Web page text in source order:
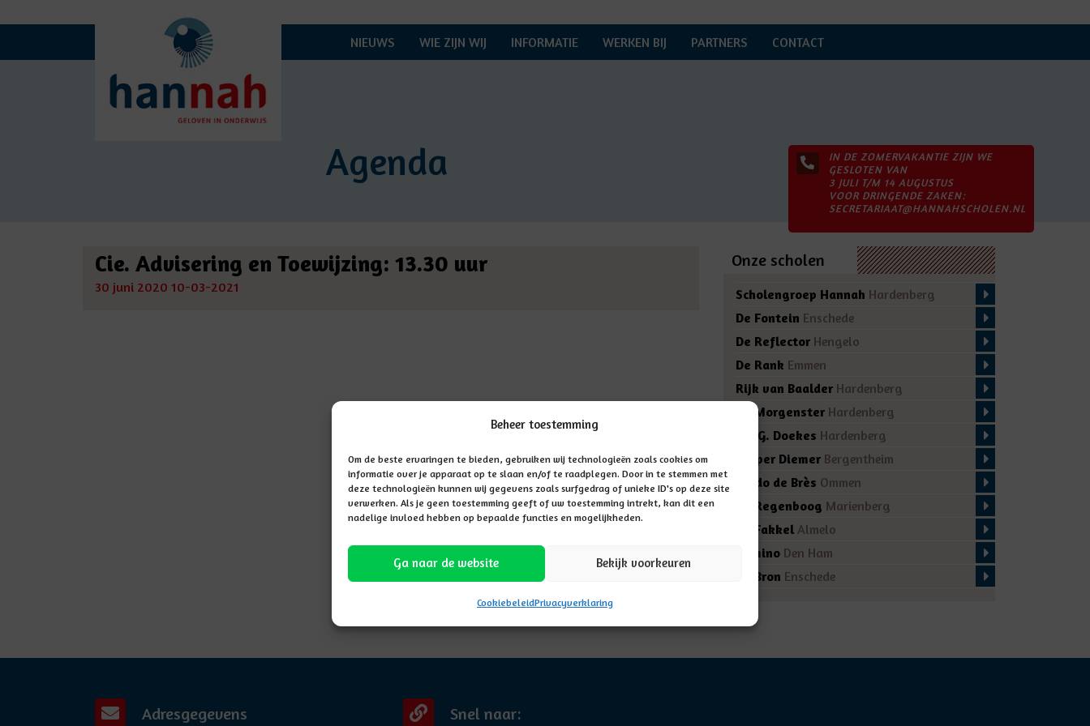
Beheer toestemming
Om de beste ervaringen te bieden, gebruiken wij technologieën zoals cookies om
informatie over je apparaat op te slaan en/of te raadplegen. Door in te stemmen met
deze technologieën kunnen wij gegevens zoals surfgedrag of unieke ID's op deze site
verwerken. Als je geen toestemming geeft of uw toestemming intrekt, kan dit een
nadelige invloed hebben op bepaalde functies en mogelijkheden.
Ga naar de website Bekijk voorkeuren
CookiebeleidPrivacyverklaring
NIEUWS WIE ZIJN WIJ INFORMATIE WERKEN BIJ PARTNERS CONTACT
Agenda
IN DE ZOMERVAKANTIE ZIJN WE
GESLOTEN VAN
3 JULI T/M 14 AUGUSTUS
VOOR DRINGENDE ZAKEN:
SECRETARIAAT@HANNAHSCHOLEN.NL
Cie. Advisering en Toewijzing: 13.30 uur
30 juni 2020 10-03-2021
Onze scholen
Scholengroep Hannah Hardenberg
De Fontein Enschede
De Reflector Hengelo
De Rank Emmen
Rijk van Baalder Hardenberg
De Morgenster Hardenberg
Ds. G. Doekes Hardenberg
Casper Diemer Bergentheim
Guido de Brès Ommen
De Regenboog Marienberg
De Fakkel Almelo
Domino Den Ham
De Bron Enschede
Adresgegevens Snel naar: